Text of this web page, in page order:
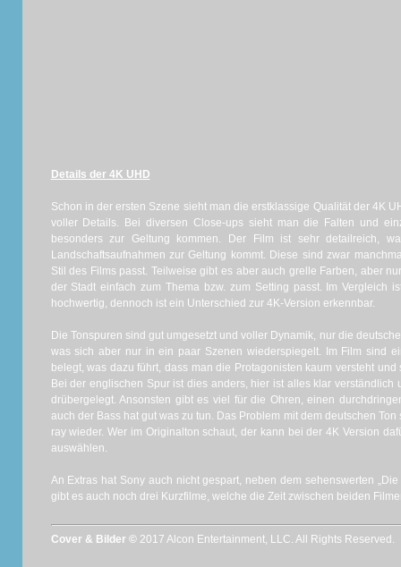
Details der 4K UHD
Schon in der ersten Szene sieht man die erstklassige Qualität der 4K
voller Details. Bei diversen Close-ups sieht man die Falten und
besonders zur Geltung kommen. Der Film ist sehr detailreich,
Landschaftsaufnahmen zur Geltung kommt. Diese sind zwar
Stil des Films passt. Teilweise gibt es aber auch grelle Farben, aber
der Stadt einfach zum Thema bzw. zum Setting passt. Im Vergleich
hochwertig, dennoch ist ein Unterschied zur 4K-Version erkennbar.
Die Tonspuren sind gut umgesetzt und voller Dynamik, nur die
was sich aber nur in ein paar Szenen wiederspiegelt. Im Film sind
belegt, was dazu führt, dass man die Protagonisten kaum versteht
Bei der englischen Spur ist dies anders, hier ist alles klar
drübergelegt. Ansonsten gibt es viel für die Ohren, einen
auch der Bass hat gut was zu tun. Das Problem mit dem deutschen
ray wieder. Wer im Originalton schaut, der kann bei der 4K Version
auswählen.
An Extras hat Sony auch nicht gespart, neben dem sehenswerten
gibt es auch noch drei Kurzfilme, welche die Zeit zwischen beiden
Cover & Bilder © 2017 Alcon Entertainment, LLC. All Rights Reserved.